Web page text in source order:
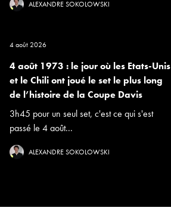
ALEXANDRE SOKOLOWSKI
4 août 2026
4 août 1973 : le jour où les Etats-Unis
et le Chili ont joué le set le plus long
de l’histoire de la Coupe Davis
3h45 pour un seul set, c'est ce qui s'est
passé le 4 août...
ALEXANDRE SOKOLOWSKI